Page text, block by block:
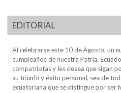
EDITORIAL
Al celebrarse este 10 de Agosto, un
cumpleaños de nuestra Patria,
compatriotas y les desea que sigan
su triunfo y éxito personal, sea de
ecuatoriana que se distingue por ser